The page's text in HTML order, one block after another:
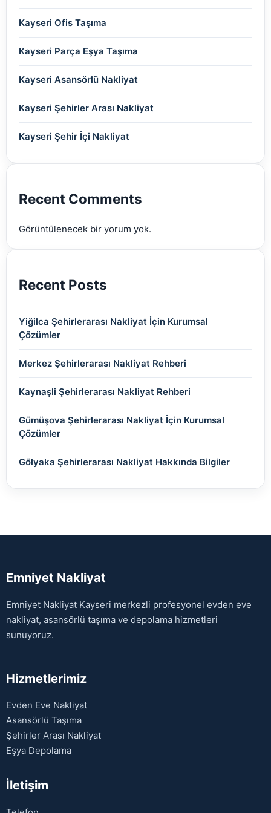
(2)
(2)
(2)
(2)
(2)
(2)
(2)
(2)
(2)
(2)
Kayseri Ofis Taşıma
Kayseri Parça Eşya Taşıma
Kayseri Asansörlü Nakliyat
Kayseri Şehirler Arası Nakliyat
Kayseri Şehir İçi Nakliyat
Recent Comments
Görüntülenecek bir yorum yok.
Recent Posts
Yiğilca Şehirlerarası Nakliyat İçin Kurumsal
Çözümler
Merkez Şehirlerarası Nakliyat Rehberi
Kaynaşli Şehirlerarası Nakliyat Rehberi
Gümüşova Şehirlerarası Nakliyat İçin Kurumsal
Çözümler
Gölyaka Şehirlerarası Nakliyat Hakkında Bilgiler
Emniyet Nakliyat
Emniyet Nakliyat Kayseri merkezli profesyonel evden eve
nakliyat, asansörlü taşıma ve depolama hizmetleri
sunuyoruz.
Hizmetlerimiz
Evden Eve Nakliyat
Asansörlü Taşıma
Şehirler Arası Nakliyat
Eşya Depolama
İletişim